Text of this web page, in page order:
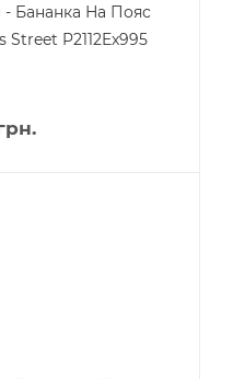
- Бананка На Пояс
Street P2112Ex995